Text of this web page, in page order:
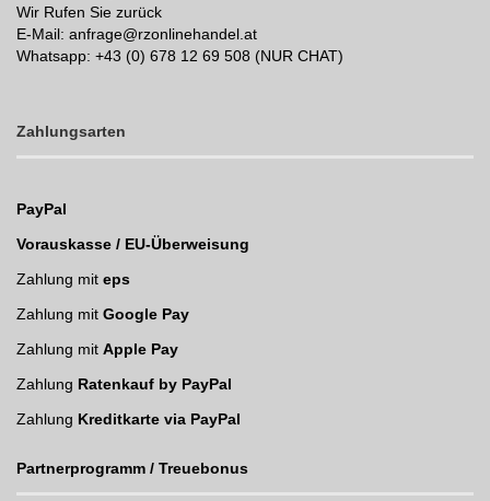
Wir Rufen Sie zurück
E-Mail: anfrage@rzonlinehandel.at
Whatsapp: +43 (0) 678 12 69 508 (NUR CHAT)
Zahlungsarten
PayPal
Vorauskasse / EU-Überweisung
Zahlung mit eps
Zahlung mit Google Pay
Zahlung mit Apple Pay
Zahlung Ratenkauf by PayPal
Zahlung Kreditkarte via PayPal
Partnerprogramm / Treuebonus